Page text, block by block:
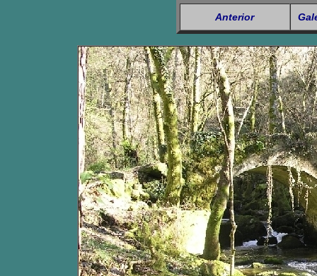
Anterior